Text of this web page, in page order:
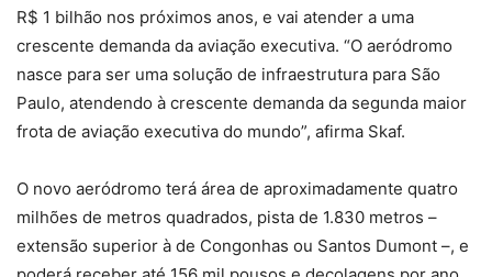
R$ 1 bilhão nos próximos anos, e vai atender a uma
crescente demanda da aviação executiva. “O aeródromo
nasce para ser uma solução de infraestrutura para São
Paulo, atendendo à crescente demanda da segunda maior
frota de aviação executiva do mundo”, afirma Skaf.
O novo aeródromo terá área de aproximadamente quatro
milhões de metros quadrados, pista de 1.830 metros –
extensão superior à de Congonhas ou Santos Dumont –, e